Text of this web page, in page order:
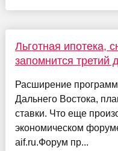
Льготная ипотека,
запомнится третий
Расширение
Дальнего Востока,
ставки. Что еще
экономическом
aif.ru.Форум пр...